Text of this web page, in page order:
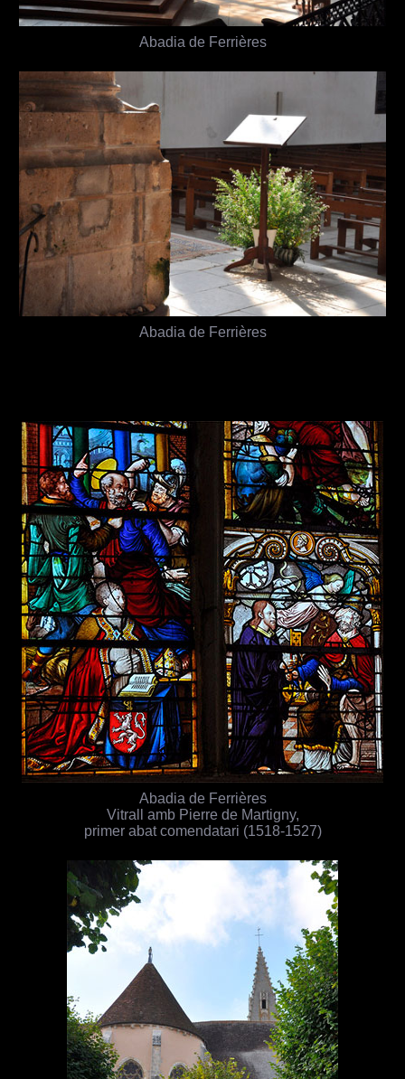
Abadia de Ferrières
Abadia de Ferrières
Abadia de Ferrières
Vitrall amb Pierre de Martigny,
primer abat comendatari (1518-1527)